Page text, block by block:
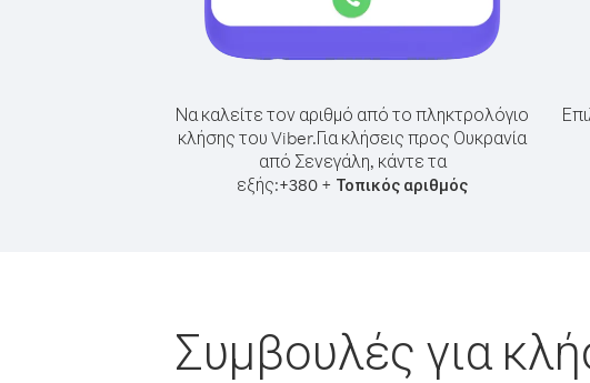
Να καλείτε τον αριθμό από το πληκτρολόγιο
κλήσης του Viber.Για κλήσεις προς Ουκρανία
από Σενεγάλη, κάντε τα
εξής:+380 + Τοπικός αριθμός
Συμβουλές για